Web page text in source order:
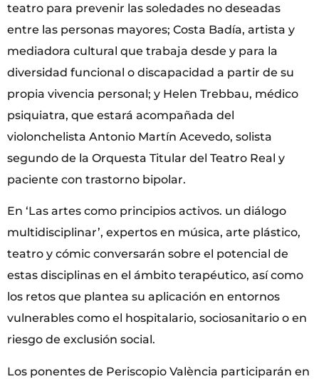
teatro para prevenir las soledades no deseadas
entre las personas mayores; Costa Badía, artista y
mediadora cultural que trabaja desde y para la
diversidad funcional o discapacidad a partir de su
propia vivencia personal; y Helen Trebbau, médico
psiquiatra, que estará acompañada del
violonchelista Antonio Martín Acevedo, solista
segundo de la Orquesta Titular del Teatro Real y
paciente con trastorno bipolar.
En ‘Las artes como principios activos. un diálogo
multidisciplinar’, expertos en música, arte plástico,
teatro y cómic conversarán sobre el potencial de
estas disciplinas en el ámbito terapéutico, así como
los retos que plantea su aplicación en entornos
vulnerables como el hospitalario, sociosanitario o en
riesgo de exclusión social.
Los ponentes de Periscopio València participarán en